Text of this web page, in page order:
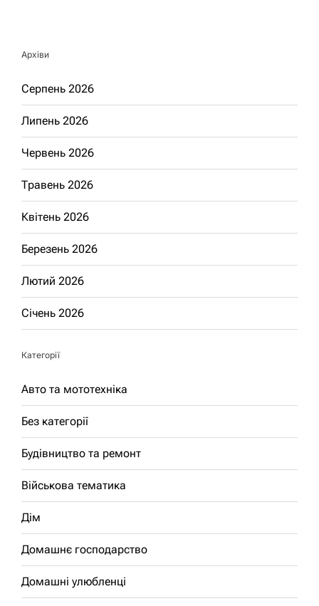
Архіви
Серпень 2026
Липень 2026
Червень 2026
Травень 2026
Квітень 2026
Березень 2026
Лютий 2026
Січень 2026
Категорії
Авто та мототехніка
Без категорії
Будівництво та ремонт
Військова тематика
Дім
Домашнє господарство
Домашні улюбленці